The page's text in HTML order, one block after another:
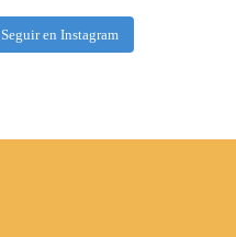
Seguir en Instagram